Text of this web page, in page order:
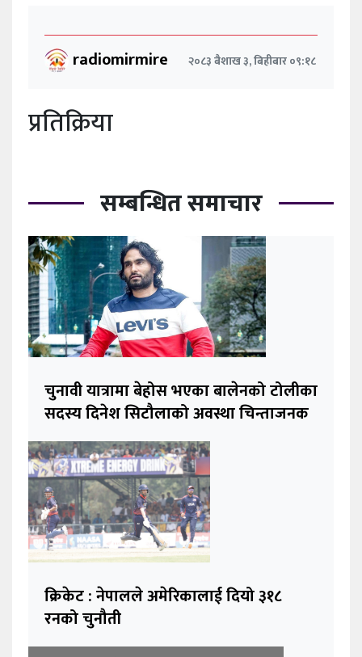
radiomirmire २०८३ बैशाख ३, बिहीबार ०९:१८
प्रतिक्रिया
सम्बन्धित समाचार
चुनावी यात्रामा बेहोस भएका बालेनको टोलीका
सदस्य दिनेश सिटौलाको अवस्था चिन्ताजनक
क्रिकेट : नेपालले अमेरिकालाई दियो ३१८
रनको चुनौती